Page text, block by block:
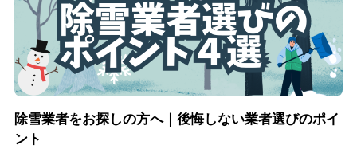
除雪業者をお探しの方へ｜後悔しない業者選びのポイ
ント